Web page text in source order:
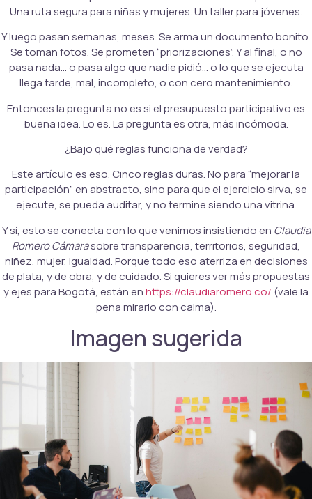
Una ruta segura para niñas y mujeres. Un taller para jóvenes.
Y luego pasan semanas, meses. Se arma un documento bonito.
Se toman fotos. Se prometen “priorizaciones”. Y al final, o no
pasa nada… o pasa algo que nadie pidió… o lo que se ejecuta
llega tarde, mal, incompleto, o con cero mantenimiento.
Entonces la pregunta no es si el presupuesto participativo es
buena idea. Lo es. La pregunta es otra, más incómoda.
¿Bajo qué reglas funciona de verdad?
Este artículo es eso. Cinco reglas duras. No para “mejorar la
participación” en abstracto, sino para que el ejercicio sirva, se
ejecute, se pueda auditar, y no termine siendo una vitrina.
Y sí, esto se conecta con lo que venimos insistiendo en Claudia
Romero Cámarasobre transparencia, territorios, seguridad,
niñez, mujer, igualdad. Porque todo eso aterriza en decisiones
de plata, y de obra, y de cuidado. Si quieres ver más propuestas
y ejes para Bogotá, están enhttps://claudiaromero.co/ (vale la
pena mirarlo con calma).
Imagen sugerida